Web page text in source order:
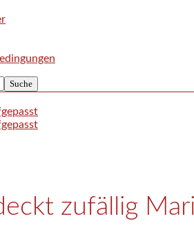
zufällig